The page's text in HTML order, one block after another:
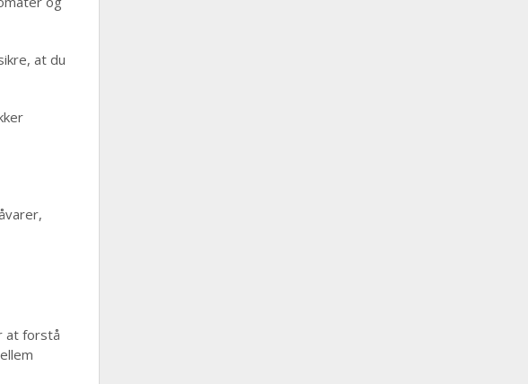
at du
at forstå